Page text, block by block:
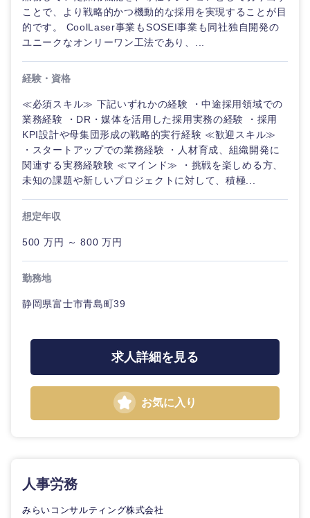
不動産専
門職
建設・施
工管理
事務職
その他
法律・特許事務所・監査法人
人材・アウトソーシング
その他
福井県
長野県
ことで、より戦略的かつ機動的な採用を実現することが目
的です。 CoolLaser事業もSOSEI事業も同社独自開発の
ユニークなオンリーワン工法であり、...
経験・資格
≪必須スキル≫ 下記いずれかの経験 ・中途採用領域での
業務経験 ・DR・媒体を活用した採用実務の経験 ・採用
KPI設計や母集団形成の戦略的実行経験 ≪歓迎スキル≫
・スタートアップでの業務経験 ・人材育成、組織開発に
関連する実務経験験 ≪マインド≫ ・挑戦を楽しめる方、
未知の課題や新しいプロジェクトに対して、積極...
想定年収
500 万円 ～ 800 万円
勤務地
静岡県富士市青島町39
求人詳細を見る
お気に入り
人事労務
みらいコンサルティング株式会社